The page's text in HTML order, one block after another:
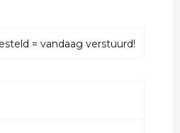
= vandaag verstuurd!